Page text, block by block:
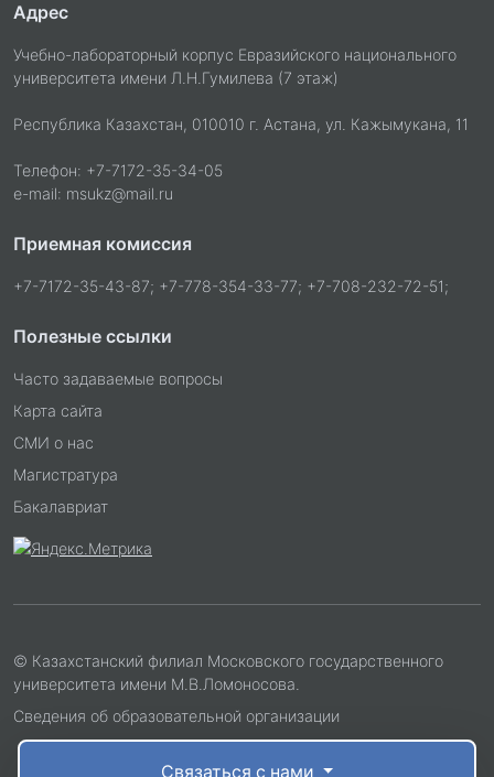
Адрес
Учебно-лабораторный корпус Евразийского национального
университета имени Л.Н.Гумилева (7 этаж)
Республика Казахстан, 010010 г. Астана, ул. Кажымукана, 11
Телефон: +7-7172-35-34-05
e-mail: msukz@mail.ru
Приемная комиссия
+7-7172-35-43-87; +7-778-354-33-77; +7-708-232-72-51;
Полезные ссылки
Часто задаваемые вопросы
Карта сайта
СМИ о нас
Магистратура
Бакалавриат
© Казахстанский филиал Московского государственного
университета имени М.В.Ломоносова.
Сведения об образовательной организации
Связаться с нами